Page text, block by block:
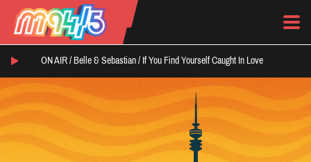
ON AIR / Belle & Sebastian / If You Find Yourself Caught In Love